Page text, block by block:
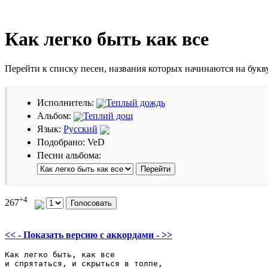
Как легко быть как все
Перейти к списку песен, названия которых начинаются на
Исполнитель:
Теплый дождь
Альбом:
Теплий дощ
Язык: Русский
Подобрано: VeD
Песни альбома:
267+4
<< - Показать версию c аккордами - >>
Как легко быть, как все
и спрятаться, и скрыться в толпе,